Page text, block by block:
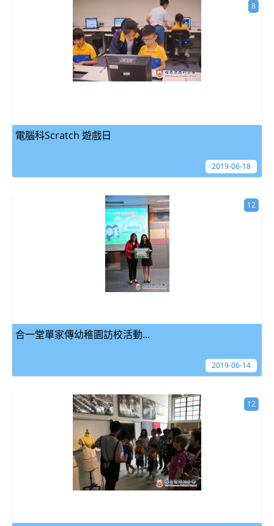
電腦科Scratch 遊戲日
8
2019-06-18
合一堂單家傳幼稚園訪校活動...
12
2019-06-14
12